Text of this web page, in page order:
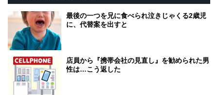
最後の一つを兄に食べられ泣きじゃくる2歳児
に、代替案を出すと
店員から『携帯会社の見直し』を勧められた男
性は…こう返した